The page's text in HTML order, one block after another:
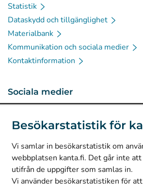
Besökarstatistik för
Vi samlar in besökarstatistik om
webbplatsen kanta.fi. Det går inte
utifrån de uppgifter som samlas in.
Vi använder besökarstatistiken för
Statistik
Dataskydd och tillgänglighet
Materialbank
Kommunikation och sociala medier
Kontaktinformation
Sociala medier
LinkedIn(Avautuu uuteen välilehteen)
Facebook
Avautuu uuteen välilehteen)
© Kanta-Palvelut, Kansaneläkelaitos